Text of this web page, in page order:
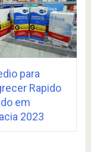
para
Rapido
em
2023